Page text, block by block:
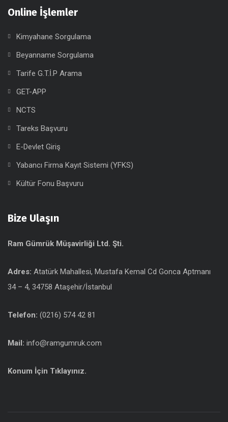
Online İşlemler
Kimyahane Sorgulama
Beyanname Sorgulama
Tarife G.T.İ.P Arama
GET-APP
NCTS
Tareks Başvuru
E-Devlet Giriş
Yabancı Firma Kayıt Sistemi (YFKS)
Kültür Fonu Başvuru
Bize Ulaşın
Ram Gümrük Müşavirliği Ltd. Şti.
Adres: Atatürk Mahallesi, Mustafa Kemal Cd Gonca Aptmanı
34 – 4, 34758 Ataşehir/İstanbul
Telefon: (0216) 574 42 81
Mail: info@ramgumruk.com
Konum İçin Tıklayınız.